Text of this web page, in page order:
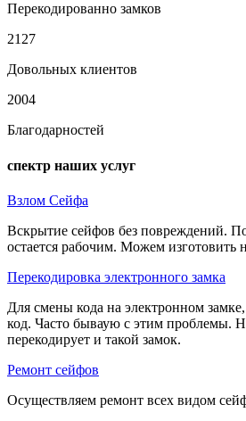
Перекодированно замков
2127
Довольных клиентов
2004
Благодарностей
спектр наших услуг
Взлом Сейфа
Вскрытие сейфов без повреждений.
остается рабочим. Можем изготовить
Перекодировка электронного замка
Для смены кода на электронном
код. Часто бываую с этим проблемы.
перекодирует и такой замок.
Ремонт сейфов
Осуществляем ремонт всех видом